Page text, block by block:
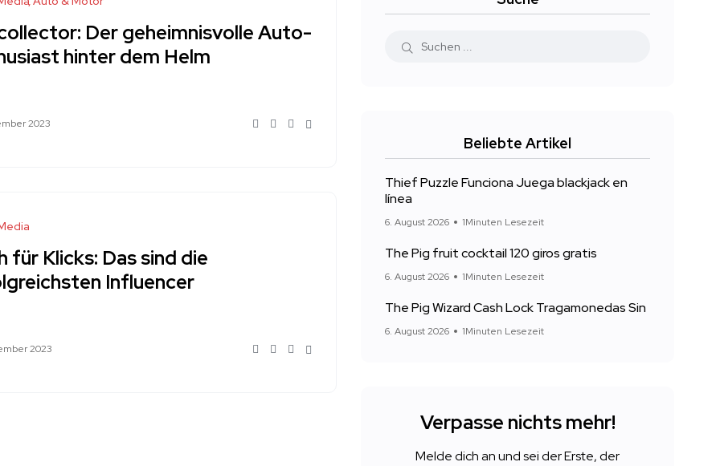
Der geheimnisvolle Auto-
hinter dem Helm
2023
für Klicks: Das sind die
Influencer
2023
Beliebte Artikel
Thief Puzzle Funciona Juega blackjack en
línea
6. August 2026 1Minuten Lesezeit
The Pig fruit cocktail 120 giros gratis
6. August 2026 1Minuten Lesezeit
The Pig Wizard Cash Lock Tragamonedas Sin
6. August 2026 1Minuten Lesezeit
Verpasse nichts mehr!
Melde dich an und sei der Erste, der